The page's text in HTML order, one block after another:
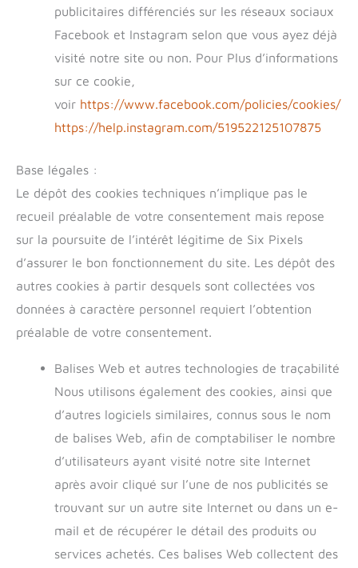
publicitaires différenciés sur les réseaux sociaux
Facebook et Instagram selon que vous ayez déjà
visité notre site ou non. Pour Plus d’informations
sur ce cookie,
voir https://www.facebook.com/policies/cookies/
https://help.instagram.com/519522125107875
Base légales :
Le dépôt des cookies techniques n’implique pas le
recueil préalable de votre consentement mais repose
sur la poursuite de l’intérêt légitime de Six Pixels
d’assurer le bon fonctionnement du site. Les dépôt des
autres cookies à partir desquels sont collectées vos
données à caractère personnel requiert l’obtention
préalable de votre consentement.
Balises Web et autres technologies de traçabilité
Nous utilisons également des cookies, ainsi que
d’autres logiciels similaires, connus sous le nom
de balises Web, afin de comptabiliser le nombre
d’utilisateurs ayant visité notre site Internet
après avoir cliqué sur l’une de nos publicités se
trouvant sur un autre site Internet ou dans un e-
mail et de récupérer le détail des produits ou
services achetés. Ces balises Web collectent des